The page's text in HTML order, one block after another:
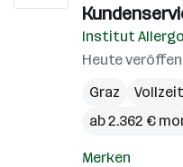
Institut
Heute
Graz
Vollzeit
ab 2.362 €
Merken